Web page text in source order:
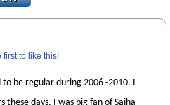
first to like this!
be regular during 2006 -2010. I
days, I was big fan of Sajha